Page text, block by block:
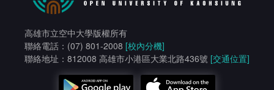
高雄市立空中大學版權所有
聯絡電話：(07) 801-2008 [校內分機]
聯絡地址：812008 高雄市小港區大業北路436號 [交通位置]